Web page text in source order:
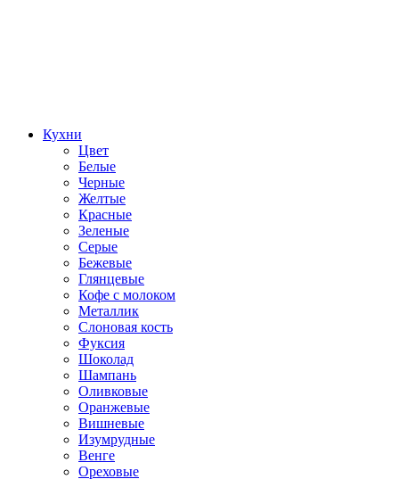
Кухни
Цвет
Белые
Черные
Желтые
Красные
Зеленые
Серые
Бежевые
Глянцевые
Кофе с молоком
Металлик
Слоновая кость
Фуксия
Шоколад
Шампань
Оливковые
Оранжевые
Вишневые
Изумрудные
Венге
Ореховые